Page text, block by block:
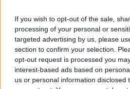
If you wish to opt-out of the sale,
processing of your personal or
targeted advertising by us, please
section to confirm your selection.
opt-out request is processed you
interest-based ads based on
us or personal information disclosed
© Riproduzione riservata
Valentina